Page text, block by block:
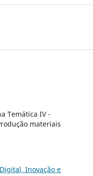
Temática IV -
materiais
Inovação e